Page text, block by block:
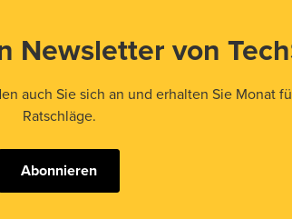
Newsletter von
auch Sie sich an und erhalten Sie Monat
Ratschläge.
Abonnieren